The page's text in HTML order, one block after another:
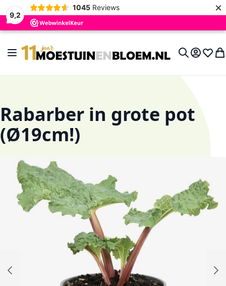
9,2
1045 Reviews ×
Toggle Nav
Account
Rabarber in grote pot
(Ø19cm!)